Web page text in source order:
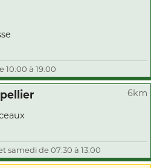
10:00 à 19:00
6km
samedi de 07:30 à 13:00